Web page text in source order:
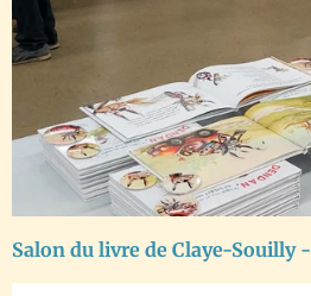
Salon du livre de Claye-Souilly -